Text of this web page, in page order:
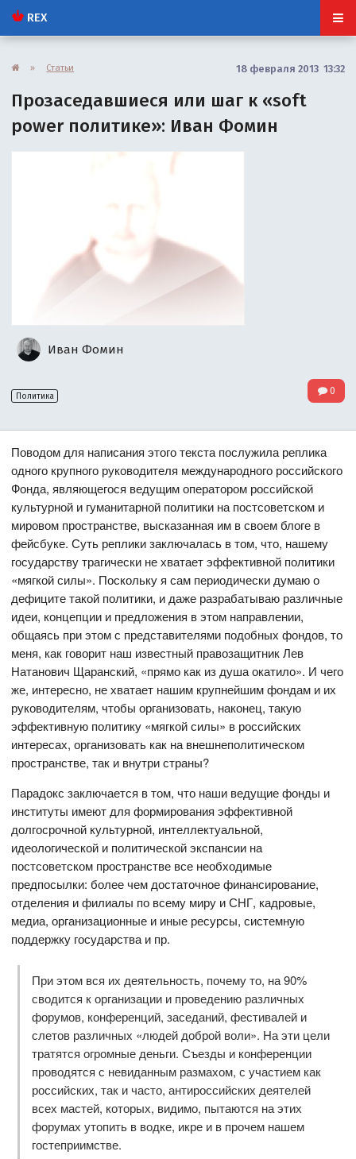
REX
» Статьи 18 февраля 2013 13:32
Прозаседавшиеся или шаг к «soft
power политике»: Иван Фомин
Иван Фомин
Политика 0
Поводом для написания этого текста послужила реплика
одного крупного руководителя международного российского
Фонда, являющегося ведущим оператором российской
культурной и гуманитарной политики на постсоветском и
мировом пространстве, высказанная им в своем блоге в
фейсбуке. Суть реплики заключалась в том, что, нашему
государству трагически не хватает эффективной политики
«мягкой силы». Поскольку я сам периодически думаю о
дефиците такой политики, и даже разрабатываю различные
идеи, концепции и предложения в этом направлении,
общаясь при этом с представителями подобных фондов, то
меня, как говорит наш известный правозащитник Лев
Натанович Щаранский, «прямо как из душа окатило». И чего
же, интересно, не хватает нашим крупнейшим фондам и их
руководителям, чтобы организовать, наконец, такую
эффективную политику «мягкой силы» в российских
интересах, организовать как на внешнеполитическом
пространстве, так и внутри страны?
Парадокс заключается в том, что наши ведущие фонды и
институты имеют для формирования эффективной
долгосрочной культурной, интеллектуальной,
идеологической и политической экспансии на
постсоветском пространстве все необходимые
предпосылки: более чем достаточное финансирование,
отделения и филиалы по всему миру и СНГ, кадровые,
медиа, организационные и иные ресурсы, системную
поддержку государства и пр.
При этом вся их деятельность, почему то, на 90%
сводится к организации и проведению различных
форумов, конференций, заседаний, фестивалей и
слетов различных «людей доброй воли». На эти цели
тратятся огромные деньги. Съезды и конференции
проводятся с невиданным размахом, с участием как
российских, так и часто, антироссийских деятелей
всех мастей, которых, видимо, пытаются на этих
форумах утопить в водке, икре и в прочем нашем
гостеприимстве.